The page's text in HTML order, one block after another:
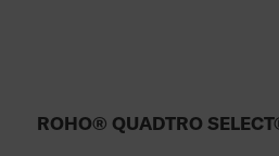
ROHO® QUADTRO